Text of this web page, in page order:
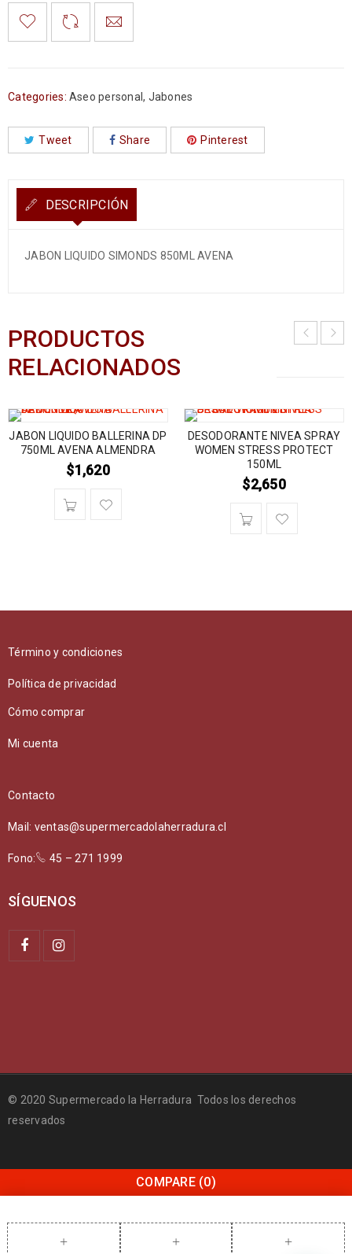
Categories: Aseo personal, Jabones
Tweet Share Pinterest
DESCRIPCIÓN
JABON LIQUIDO SIMONDS 850ML AVENA
PRODUCTOS
RELACIONADOS
JABON LIQUIDO BALLERINA DP
750ML AVENA ALMENDRA
$1,620
DESODORANTE NIVEA SPRAY
WOMEN STRESS PROTECT
150ML
$2,650
Término y condiciones
Política de privacidad
Cómo comprar
Mi cuenta
Contacto
Mail: ventas@supermercadolaherradura.cl
Fono: 45 – 271 1999
SÍGUENOS
© 2020 Supermercado la Herradura Todos los derechos
reservados
COMPARE (0)